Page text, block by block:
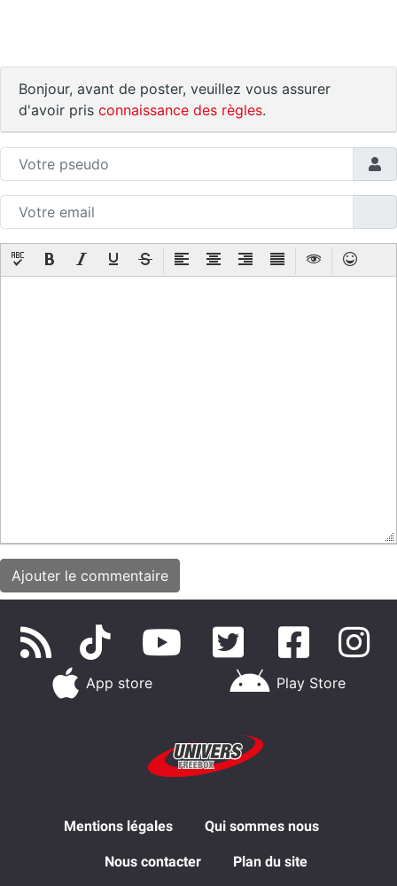
Bonjour, avant de poster, veuillez vous assurer
d'avoir pris connaissance des règles.
App store Play Store
Mentions légales Qui sommes nous
Nous contacter Plan du site